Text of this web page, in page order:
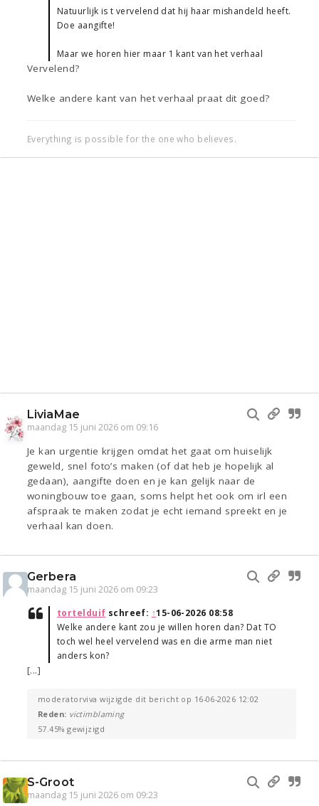
Natuurlijk is t vervelend dat hij haar mishandeld heeft.
Doe aangifte!
Maar we horen hier maar 1 kant van het verhaal
Vervelend?
Welke andere kant van het verhaal praat dit goed?
Everything is possible for the one who believes.
LiviaMae
maandag 15 juni 2026 om 09:16
Je kan urgentie krijgen omdat het gaat om huiselijk
geweld, snel foto’s maken (of dat heb je hopelijk al
gedaan), aangifte doen en je kan gelijk naar de
woningbouw toe gaan, soms helpt het ook om irl een
afspraak te maken zodat je echt iemand spreekt en je
verhaal kan doen.
Gerbera
maandag 15 juni 2026 om 09:23
tortelduif schreef: ↑15-06-2026 08:58
Welke andere kant zou je willen horen dan? Dat TO
toch wel heel vervelend was en die arme man niet
anders kon?
[...]
moderatorviva wijzigde dit bericht op 16-06-2026 12:02
Reden: victimblaming
57.45% gewijzigd
S-Groot
maandag 15 juni 2026 om 09:23